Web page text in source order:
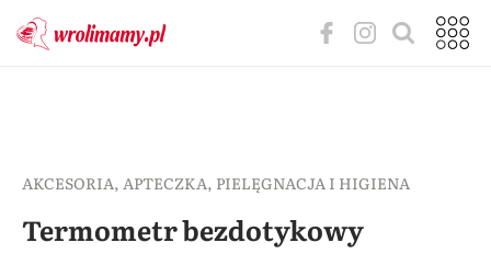
AKCESORIA, APTECZKA, PIELĘGNACJA I HIGIENA
Termometr bezdotykowy